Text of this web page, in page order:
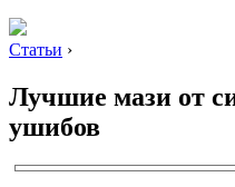
Статьи ›
Лучшие мази от
ушибов